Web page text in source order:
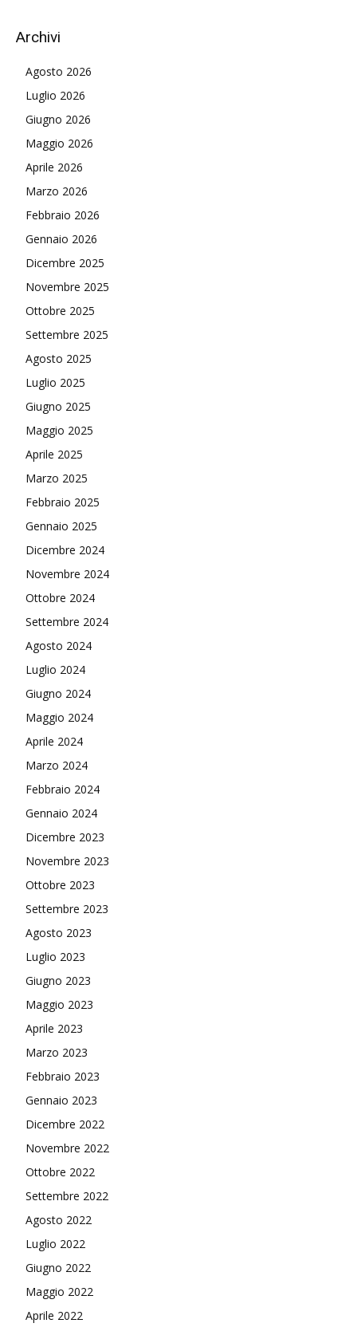
Archivi
Agosto 2026
Luglio 2026
Giugno 2026
Maggio 2026
Aprile 2026
Marzo 2026
Febbraio 2026
Gennaio 2026
Dicembre 2025
Novembre 2025
Ottobre 2025
Settembre 2025
Agosto 2025
Luglio 2025
Giugno 2025
Maggio 2025
Aprile 2025
Marzo 2025
Febbraio 2025
Gennaio 2025
Dicembre 2024
Novembre 2024
Ottobre 2024
Settembre 2024
Agosto 2024
Luglio 2024
Giugno 2024
Maggio 2024
Aprile 2024
Marzo 2024
Febbraio 2024
Gennaio 2024
Dicembre 2023
Novembre 2023
Ottobre 2023
Settembre 2023
Agosto 2023
Luglio 2023
Giugno 2023
Maggio 2023
Aprile 2023
Marzo 2023
Febbraio 2023
Gennaio 2023
Dicembre 2022
Novembre 2022
Ottobre 2022
Settembre 2022
Agosto 2022
Luglio 2022
Giugno 2022
Maggio 2022
Aprile 2022